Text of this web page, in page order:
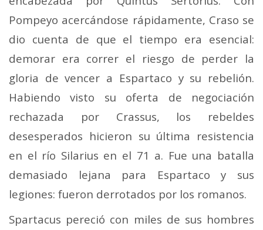
Pompeyo acercándose rápidamente, Craso se
dio cuenta de que el tiempo era esencial:
demorar era correr el riesgo de perder la
gloria de vencer a Espartaco y su rebelión.
Habiendo visto su oferta de negociación
rechazada por Crassus, los rebeldes
desesperados hicieron su última resistencia
en el río Silarius en el 71 a. Fue una batalla
demasiado lejana para Espartaco y sus
legiones: fueron derrotados por los romanos.
Spartacus pereció con miles de sus hombres